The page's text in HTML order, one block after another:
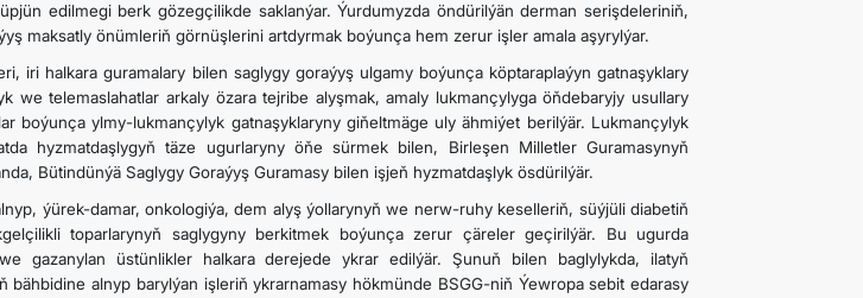
edilmegi berk gözegçilikde saklanýar. Ýurdumyzda öndürilýän derman serişdeleriniň,
maksatly önümleriň görnüşlerini artdyrmak boýunça hem zerur işler amala aşyrylýar.
iri halkara guramalary bilen saglygy goraýyş ulgamy boýunça köptaraplaýyn gatnaşyklary
we telemaslahatlar arkaly özara tejribe alyşmak, amaly lukmançylyga öňdebaryjy usullary
boýunça ylmy-lukmançylyk gatnaşyklaryny gi­ňeltmäge uly ähmiýet berilýär. Lukmançylyk
hyzmatdaşlygyň täze ugurlaryny öňe sürmek bilen, Birleşen Milletler Guramasynyň
Bütindünýä Saglygy Goraýyş Guramasy bilen işjeň hyzmatdaşlyk ösdürilýär.
ýürek-damar, onkologiýa, dem alyş ýollarynyň we nerw-ruhy keselleriň, süýjüli diabetiň
toparlarynyň saglygyny berkitmek boýunça zerur çäreler geçirilýär. Bu ugurda
gazanylan üstünlikler halkara derejede ykrar edilýär. Şunuň bilen baglylykda, ilatyň
bähbidine alnyp barylýan işleriň ykrarnamasy hökmünde BSGG-niň Ýewropa sebit edarasy